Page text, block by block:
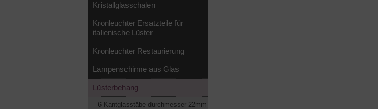
Kristallglasschalen
Kronleuchter Ersatzteile für
italienische Lüster
Kronleuchter Restaurierung
Lampenschirme aus Glas
Lüsterbehang
6 Kantglasstäbe durchmesser 22mm